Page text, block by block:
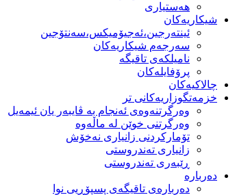
هەستیاری
شیكاریەكان
ئینتەرجین،ئەجیۆمیکس،سەنتۆجین
سەرجەم شیكاریەكان
نامیلكەی تاقیگە
پرۆفایلەكان
چالاکیەکان
خزمەتگوزاریەكانی تر
وه‌رگرتنه‌وه‌ی ئه‌نجام به‌ ڤایبه‌ر یان ئیمه‌یل
وەرگرتنی خوێن لە ماڵەوە
تۆماركردنی زانیاری نەخۆش
زانیاری تەندروستی
ڕێبەری تەندروستی
دەربارە
دەربارەی تاقیگەی پسپۆڕیی نوا